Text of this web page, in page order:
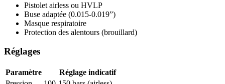
Pistolet airless ou HVLP
Buse adaptée (0.015-0.019”)
Masque respiratoire
Protection des alentours (brouillard)
Réglages
Paramètre
Réglage indicatif